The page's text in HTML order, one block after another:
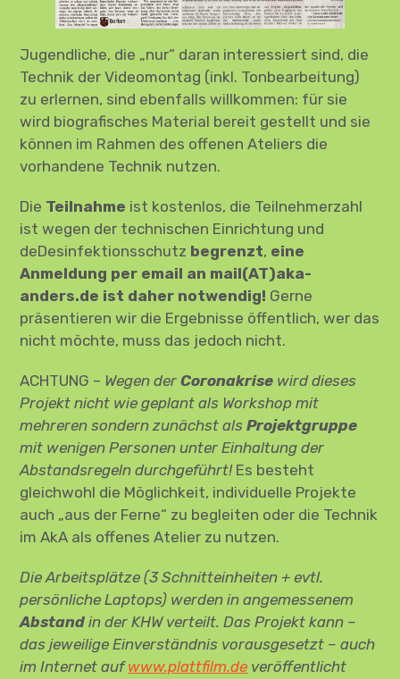
Jugendliche, die „nur“ daran interessiert sind, die
Technik der Videomontag (inkl. Tonbearbeitung)
zu erlernen, sind ebenfalls willkommen: für sie
wird biografisches Material bereit gestellt und sie
können im Rahmen des offenen Ateliers die
vorhandene Technik nutzen.
Die Teilnahme ist kostenlos, die Teilnehmerzahl
ist wegen der technischen Einrichtung und
deDesinfektionsschutz begrenzt, eine
Anmeldung per email an mail(AT)aka-
anders.de ist daher notwendig! Gerne
präsentieren wir die Ergebnisse öffentlich, wer das
nicht möchte, muss das jedoch nicht.
ACHTUNG – Wegen derCoronakrise wird dieses
Projekt nicht wie geplant als Workshop mit
mehreren sondern zunächst alsProjektgruppe
mit wenigen Personen unter Einhaltung der
Abstandsregeln durchgeführt!Es besteht
gleichwohl die Möglichkeit, individuelle Projekte
auch „aus der Ferne“ zu begleiten oder die Technik
im AkA als offenes Atelier zu nutzen.
Die Arbeitsplätze (3 Schnitteinheiten + evtl.
persönliche Laptops) werden in angemessenem
Abstand in der KHW verteilt. Das Projekt kann –
das jeweilige Einverständnis vorausgesetzt – auch
im Internet aufwww.plattfilm.de veröffentlicht